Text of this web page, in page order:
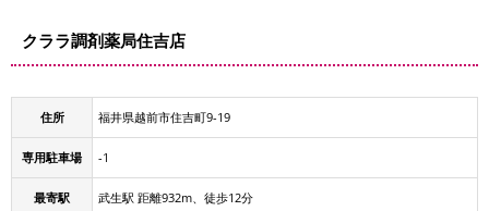
クララ調剤薬局住吉店
住所 福井県越前市住吉町9-19
専用駐車場 -1
最寄駅 武生駅 距離932m、徒歩12分